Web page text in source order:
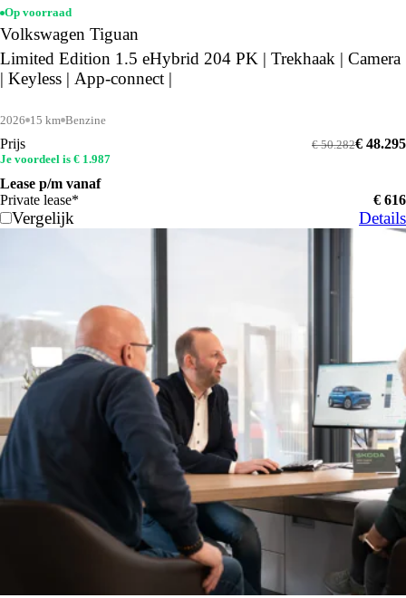
Op voorraad
Volkswagen Tiguan
Limited Edition 1.5 eHybrid 204 PK | Trekhaak | Camera
| Keyless | App-connect |
2026 15 km Benzine
Prijs € 48.295
€ 50.282
Je voordeel is € 1.987
Lease p/m vanaf
Private lease*
€ 616
Vergelijk Details